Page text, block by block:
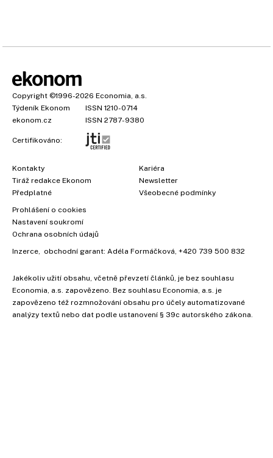
Copyright ©1996-2026 Economia, a.s.
Týdeník Ekonom
ISSN 1210-0714
ekonom.cz
ISSN 2787-9380
Certifikováno:
Kontakty
Tiráž redakce Ekonom
Předplatné
Kariéra
Newsletter
Všeobecné podmínky
Prohlášení o cookies
Nastavení soukromí
Ochrana osobních údajů
Inzerce , obchodní garant: Adéla Formáčková +420 739 500 832
Jakékoliv užití obsahu, včetně převzetí článků, je bez souhlasu
Economia, a.s. zapovězeno. Bez souhlasu Economia, a.s. je
zapovězeno též rozmnožování obsahu pro účely automatizované
analýzy textů nebo dat podle ustanovení § 39c autorského zákona.